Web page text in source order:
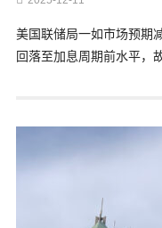
美国联储局一如市场预期
回落至加息周期前水平，